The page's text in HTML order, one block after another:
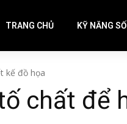
TRANG CHỦ KỸ NĂNG
kế đồ họa
chất để